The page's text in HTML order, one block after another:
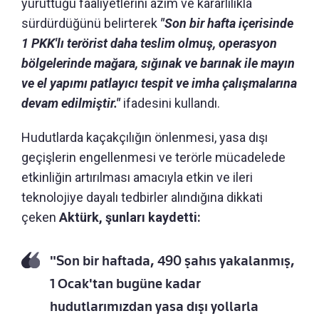
yürüttüğü faaliyetlerini azim ve kararlılıkla
sürdürdüğünü belirterek "Son bir hafta içerisinde
1 PKK'lı terörist daha teslim olmuş, operasyon
bölgelerinde mağara, sığınak ve barınak ile mayın
ve el yapımı patlayıcı tespit ve imha çalışmalarına
devam edilmiştir."ifadesini kullandı.
Hudutlarda kaçakçılığın önlenmesi, yasa dışı
geçişlerin engellenmesi ve terörle mücadelede
etkinliğin artırılması amacıyla etkin ve ileri
teknolojiye dayalı tedbirler alındığına dikkati
çeken Aktürk, şunları kaydetti:
"Son bir haftada, 490 şahıs yakalanmış,
1 Ocak'tan bugüne kadar
hudutlarımızdan yasa dışı yollarla